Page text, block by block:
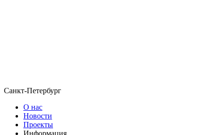
Санкт-Петербург
О нас
Новости
Проекты
Информация